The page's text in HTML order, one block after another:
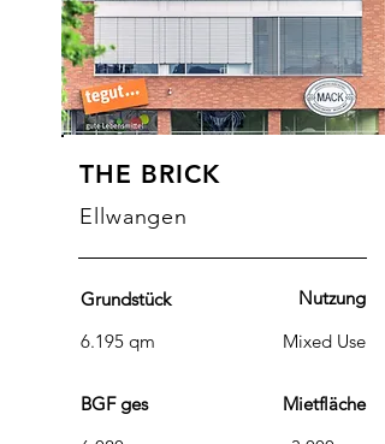
THE BRICK
Ellwangen
Grundstück
6.195 qm
BGF ges
Nutzung
Mixed Use
Mietfläche